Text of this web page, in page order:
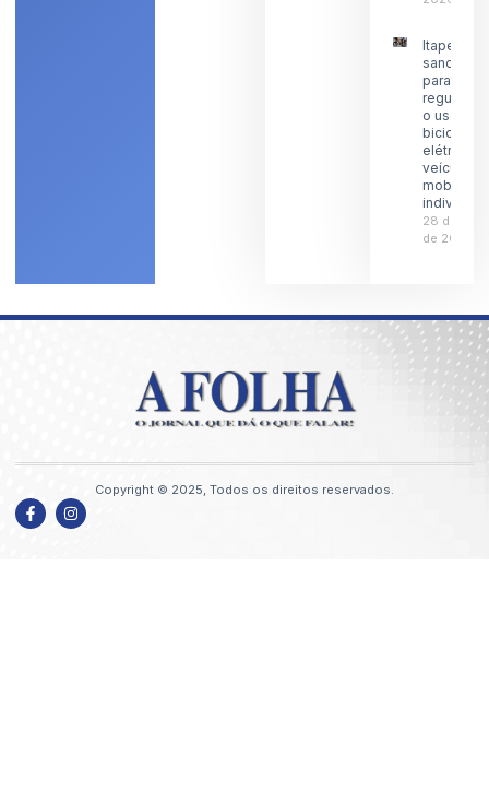
Itaperuna
sanciona
para
o uso de
bicicletas
elétricas
veículos
individual
28 de
de 2026
Copyright © 2025, Todos os direitos reservados.